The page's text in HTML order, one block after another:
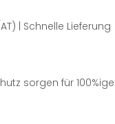
| Schnelle Lieferung
sorgen für